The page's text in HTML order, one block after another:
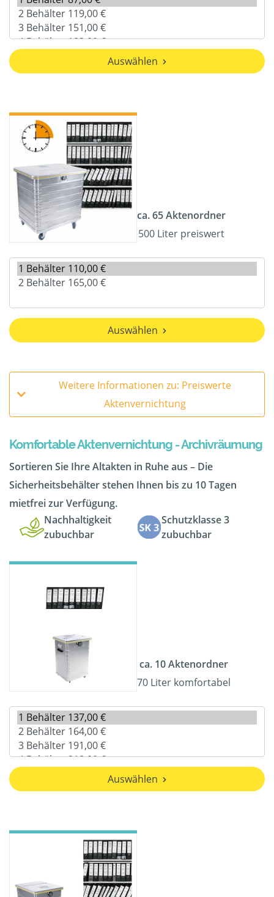
Auswählen
ca. 65 Aktenordner
500 Liter preiswert
Auswählen
Weitere Informationen zu: Preiswerte
Aktenvernichtung
Komfortable Aktenvernichtung - Archivräumung
Sortieren Sie Ihre Altakten in Ruhe aus – Die
Sicherheitsbehälter stehen Ihnen bis zu 10 Tagen
mietfrei zur Verfügung.
Nachhaltigkeit
zubuchbar
Schutzklasse 3
zubuchbar
ca. 10 Aktenordner
70 Liter komfortabel
Auswählen